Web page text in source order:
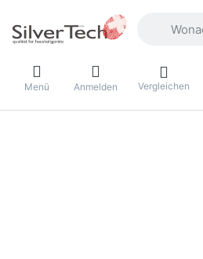
Menü Anmelden Vergleichen